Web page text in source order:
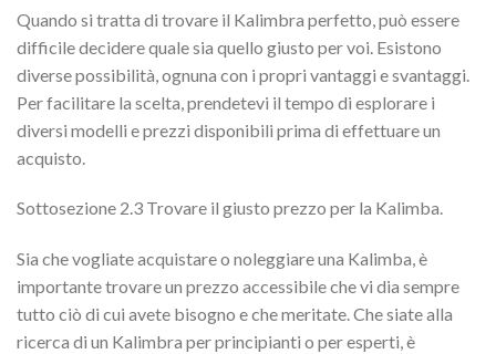
Quando si tratta di trovare il Kalimbra perfetto, può essere
difficile decidere quale sia quello giusto per voi. Esistono
diverse possibilità, ognuna con i propri vantaggi e svantaggi.
Per facilitare la scelta, prendetevi il tempo di esplorare i
diversi modelli e prezzi disponibili prima di effettuare un
acquisto.
Sottosezione 2.3 Trovare il giusto prezzo per la Kalimba.
Sia che vogliate acquistare o noleggiare una Kalimba, è
importante trovare un prezzo accessibile che vi dia sempre
tutto ciò di cui avete bisogno e che meritate. Che siate alla
ricerca di un Kalimbra per principianti o per esperti, è